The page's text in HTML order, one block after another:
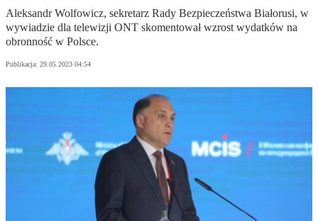
Aleksandr Wolfowicz, sekretarz Rady Bezpieczeństwa Białorusi, w
wywiadzie dla telewizji ONT skomentował wzrost wydatków na
obronność w Polsce.
Publikacja: 29.05.2023 04:54